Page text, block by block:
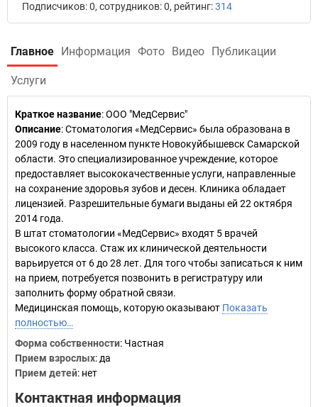
Подписчиков: 0, сотрудников: 0, рейтинг:314
Главное Информация Фото Видео Публикации
Услуги
Краткое название:ООО "МедСервис"
Описание: Стоматология «МедСервис» была образована в
2009 году в населенном пункте Новокуйбышевск Самарской
области. Это специализированное учреждение, которое
предоставляет высококачественные услуги, направленные
на сохранение здоровья зубов и десен. Клиника обладает
лицензией. Разрешительные бумаги выданы ей 22 октября
2014 года.
В штат стоматологии «МедСервис» входят 5 врачей
высокого класса. Стаж их клинической деятельности
варьируется от 6 до 28 лет. Для того чтобы записаться к ним
на прием, потребуется позвонить в регистратуру или
заполнить форму обратной связи.
Медицинская помощь, которую оказывают Показать
полностью…
Форма собственности: Частная
Прием взрослых: да
Прием детей: нет
Контактная информация